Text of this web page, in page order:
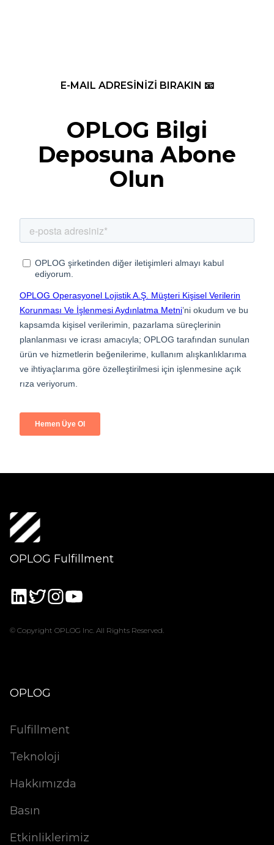
E-MAIL ADRESİNİZİ BIRAKIN 📧
OPLOG Bilgi
Deposuna Abone
Olun
OPLOG Fulfillment
© Copyright OPLOG Inc. All Rights Reserved.
OPLOG
Fulfillment
Teknoloji
Hakkımızda
Basın
Etkinliklerimiz